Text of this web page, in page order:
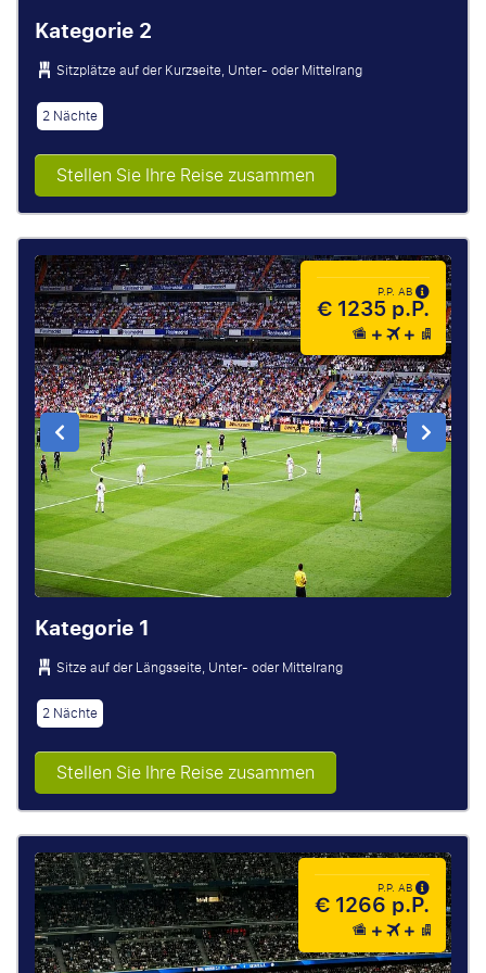
Kategorie 2
Sitzplätze auf der Kurzseite, Unter- oder Mittelrang
2 Nächte
Stellen Sie Ihre Reise zusammen
P.P. AB
€ 1235 p.P.
Kategorie 1
Sitze auf der Längsseite, Unter- oder Mittelrang
2 Nächte
Stellen Sie Ihre Reise zusammen
P.P. AB
€ 1266 p.P.